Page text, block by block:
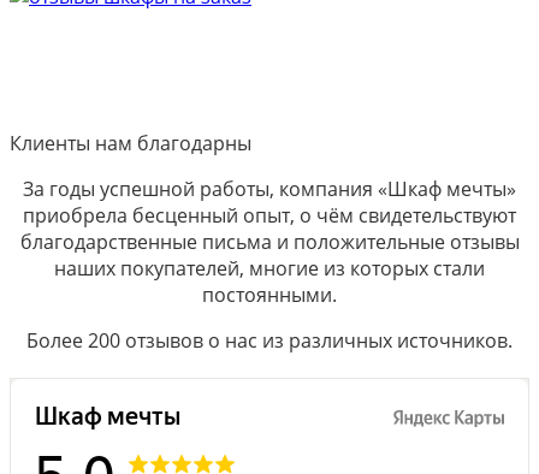
Клиенты нам благодарны
За годы успешной работы, компания «Шкаф мечты»
приобрела бесценный опыт, о чём свидетельствуют
благодарственные письма и положительные отзывы
наших покупателей, многие из которых стали
постоянными.
Более 200 отзывов о нас из различных источников.